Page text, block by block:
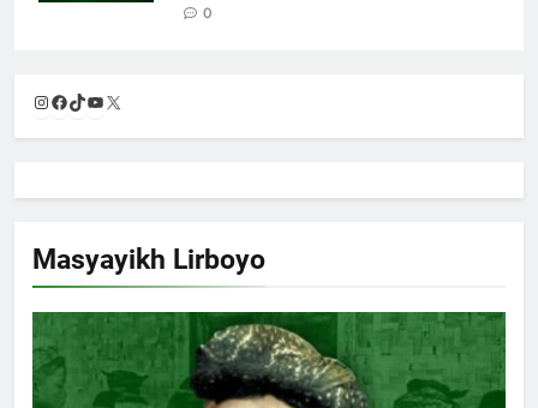
0
Instagram
Facebook
TikTok
YouTube
Masyayikh Lirboyo